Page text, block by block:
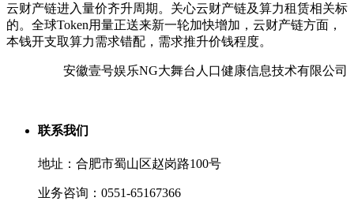
云财产链进入量价齐升周期。关心云财产链及算力租赁相关标
的。全球Token用量正送来新一轮加快增加，云财产链方面，
本钱开支取算力需求错配，需求推升价钱程度。
安徽壹号娱乐NG大舞台人口健康信息技术有限公司
联系我们
地址：合肥市蜀山区赵岗路100号
业务咨询：0551-65167366